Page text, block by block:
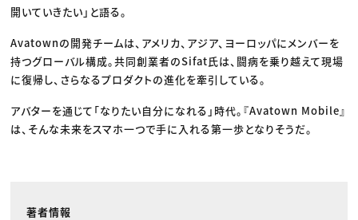
開いていきたい」と語る。
Avatownの開発チームは、アメリカ、アジア、ヨーロッパにメンバーを
持つグローバル構成。共同創業者のSifat氏は、闘病を乗り越えて現場
に復帰し、さらなるプロダクトの進化を牽引している。
アバターを通じて「なりたい自分になれる」時代。『Avatown Mobile』
は、そんな未来をスマホ一つで手に入れる第一歩となりそうだ。
著者情報